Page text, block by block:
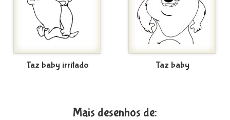
Taz baby irritado Taz baby
Mais desenhos de: